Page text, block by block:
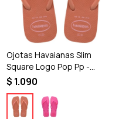
Ojotas Havaianas Slim
Square Logo Pop Pp -
Rosado
$ 1.090